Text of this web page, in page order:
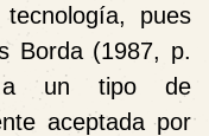
pues
Borda (1987, p.
a un tipo de
aceptada por